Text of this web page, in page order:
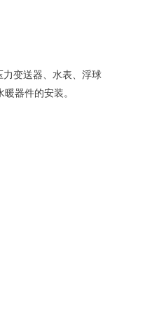
变送器、水表、浮球
器件的安装。